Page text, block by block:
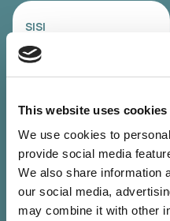
This website uses cookies
We use cookies to
provide social media
We also share information
our social media,
may combine it with other
SISI
07.24. P 22:00 - 23:30 (90
Perc)
Múzeum - Taliándörögd
Jegyvásárlás
FIÚK
Fiúk